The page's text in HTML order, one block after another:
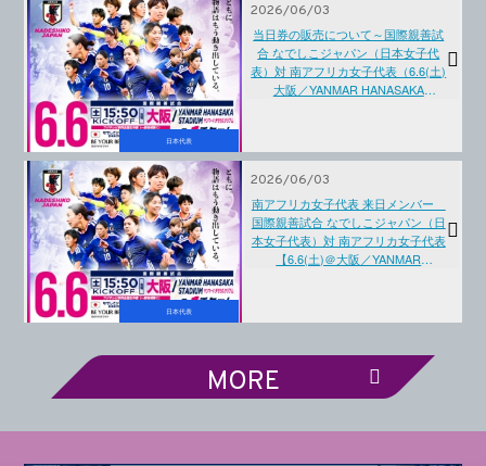
日本代表
2026/06/03
当日券の販売について～国際親善試
合 なでしこジャパン（日本女子代
表）対 南アフリカ女子代表（6.6(土)
大阪／YANMAR HANASAKA
日本代表
2026/06/03
南アフリカ女子代表 来日メンバー
国際親善試合 なでしこジャパン（日
本女子代表）対 南アフリカ女子代表
【6.6(土)＠大阪／YANMAR
MORE